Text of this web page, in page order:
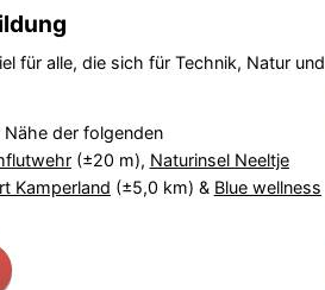
für alle, die sich für Technik, Natur und
Nähe der folgenden
(±20 m), Naturinsel Neeltje
Kamperland (±5,0 km) & Blue wellness